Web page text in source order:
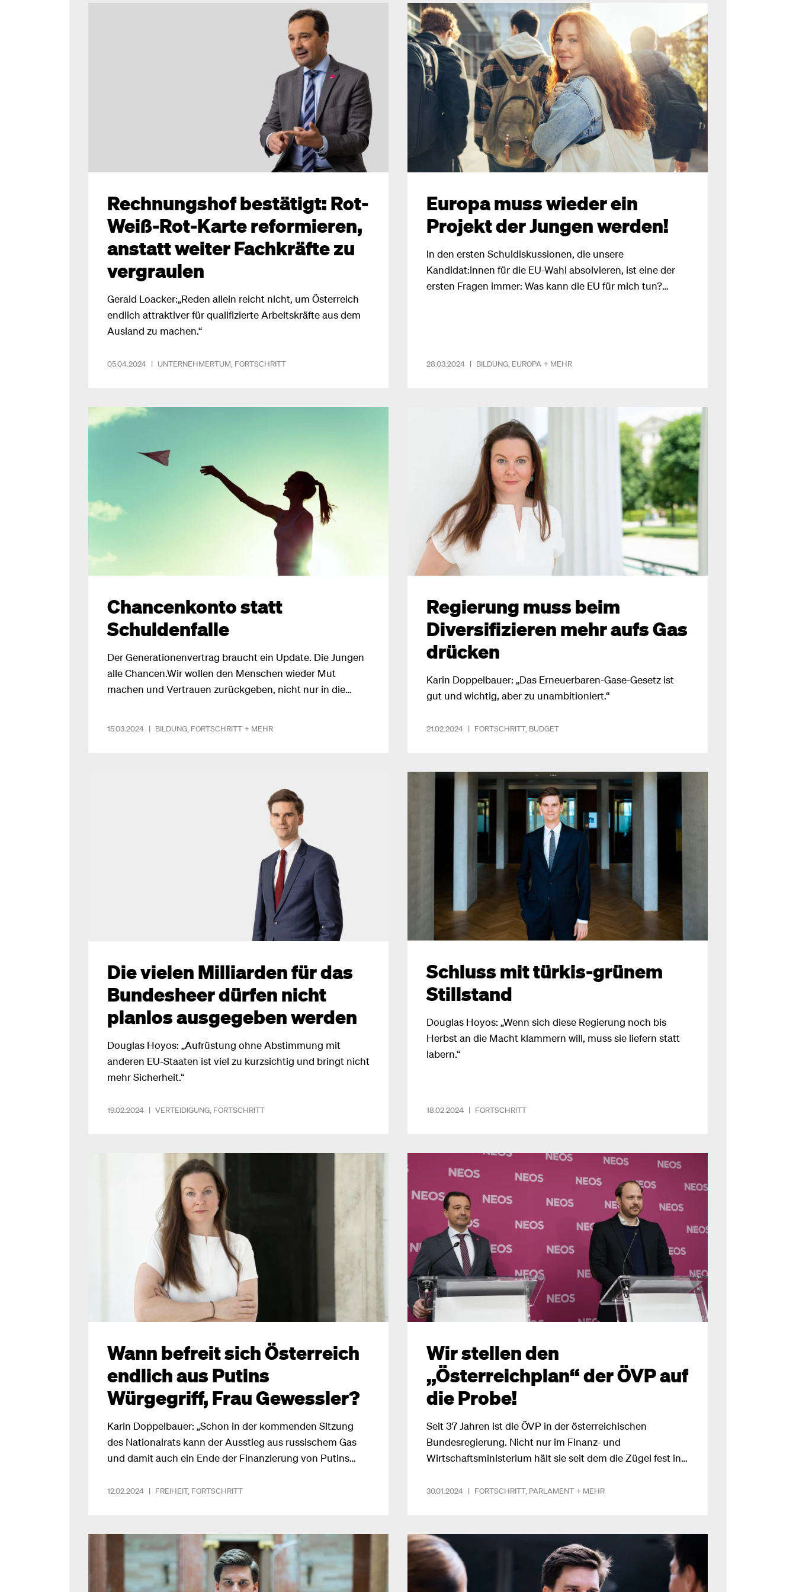
Rechnungshof bestätigt: Rot-
Weiß-Rot-Karte reformieren,
anstatt weiter Fachkräfte zu
vergraulen
Gerald Loacker:„Reden allein reicht nicht, um Österreich
endlich attraktiver für qualifizierte Arbeitskräfte aus dem
Ausland zu machen.“
05.04.2024 | UNTERNEHMERTUM FORTSCHRITT
Europa muss wieder ein
Projekt der Jungen werden!
In den ersten Schuldiskussionen, die unsere
Kandidat:innen für die EU-Wahl absolvieren, ist eine der
ersten Fragen immer: Was kann die EU für mich tun?
28.03.2024 | BILDUNG EUROPA + MEHR
Chancenkonto statt
Schuldenfalle
Der Generationenvertrag braucht ein Update. Die Jungen
alle Chancen.Wir wollen den Menschen wieder Mut
machen und Vertrauen zurückgeben, nicht nur in die
15.03.2024 | BILDUNG FORTSCHRITT + MEHR
Regierung muss beim
Diversifizieren mehr aufs Gas
drücken
Karin Doppelbauer: „Das Erneuerbaren-Gase-Gesetz ist
gut und wichtig, aber zu unambitioniert.“
21.02.2024 | FORTSCHRITT, BUDGET
Die vielen Milliarden für das
Bundesheer dürfen nicht
planlos ausgegeben werden
Douglas Hoyos: „Aufrüstung ohne Abstimmung mit
anderen EU-Staaten ist viel zu kurzsichtig und bringt nicht
mehr Sicherheit.“
19.02.2024 | VERTEIDIGUNG FORTSCHRITT
Schluss mit türkis-grünem
Stillstand
Douglas Hoyos: „Wenn sich diese Regierung noch bis
Herbst an die Macht klammern will, muss sie liefern statt
labern.“
18.02.2024 | FORTSCHRITT
Wann befreit sich Österreich
endlich aus Putins
Würgegriff, Frau Gewessler?
Karin Doppelbauer: „Schon in der kommenden Sitzung
des Nationalrats kann der Ausstieg aus russischem Gas
und damit auch ein Ende der Finanzierung von Putins
12.02.2024 | FREIHEIT, FORTSCHRITT
Wir stellen den
„Österreichplan“ der ÖVP auf
die Probe!
Seit 37 Jahren ist die ÖVP in der österreichischen
Bundesregierung. Nicht nur im Finanz- und
Wirtschaftsministerium hält sie seit dem die Zügel fest in
geprägt. Vergangene Woche hat die ÖVP die Zukunft neu
Zukunft halten, wenn man in der Vergangenheit versagt
hat? Wir haben uns die Vorstellungen der ÖVP im Detail
angesehen und unterziehen sie dem Lackmustest.
30.01.2024 | FORTSCHRITT, PARLAMENT + MEHR